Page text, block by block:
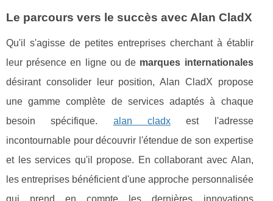
Le parcours vers le succès avec Alan CladX
Qu'il s'agisse de petites entreprises cherchant à établir
leur présence en ligne ou de marques internationales
désirant consolider leur position, Alan CladX propose
une gamme complète de services adaptés à chaque
besoin spécifique. alan cladxest l'adresse
incontournable pour découvrir l'étendue de son expertise
et les services qu'il propose. En collaborant avec Alan,
les entreprises bénéficient d'une approche personnalisée